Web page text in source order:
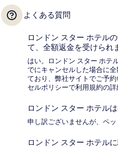
よくある質問
ロンドン スター ホテル
て、全額返金を受けられ
はい。ロンドン スター ホテ
でにキャンセルした場合に
ており、弊社サイトでご予
セルポリシーで利用規約の詳
ロンドン スター ホテル
申し訳ございませんが、ペッ
ロンドン スター ホテル